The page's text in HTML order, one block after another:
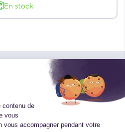
En stock
d'informations ?
ce formulaire, nous vous
brefs délais